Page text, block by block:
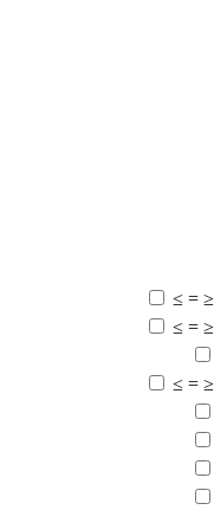
≤
=
≥
≤
=
≥
≤
=
≥